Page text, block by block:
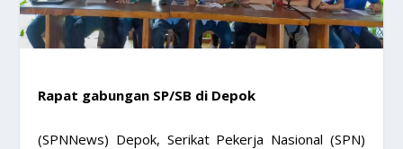
Rapat gabungan SP/SB di Depok
(SPNNews) Depok, Serikat Pekerja Nasional (SPN)